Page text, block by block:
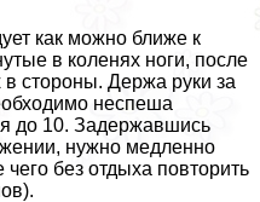
как можно ближе к
в коленях ноги, после
в стороны. Держа руки за
неспеша
до 10. Задержавшись
нужно медленно
чего без отдыха повторить